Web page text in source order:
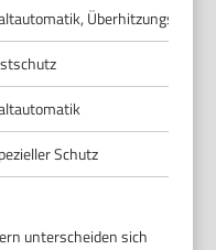
Schutz
unterscheiden sich